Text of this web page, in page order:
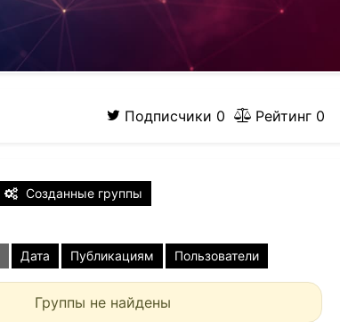
Подписчики 0 Рейтинг 0
Созданные группы
Дата Публикациям Пользователи
Группы не найдены